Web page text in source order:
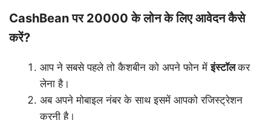
CashBean पर 20000 के लोन के लिए आवेदन कैसे
करें?
आप ने सबसे पहले तो कैशबीन को अपने फोन मेंइंस्टॉल कर
लेना है।
अब अपने मोबाइल नंबर के साथ इसमें आपको रजिस्ट्रेशन
करनी है।